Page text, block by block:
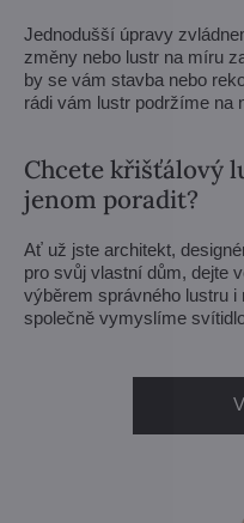
Jednodušší úpravy
změny nebo lustr na míru
by se vám stavba nebo
rádi vám lustr podržíme na
Chcete křišťálový
jenom poradit?
Ať už jste architekt,
pro svůj vlastní dům, dejte
výběrem správného lustru
společně vymyslíme